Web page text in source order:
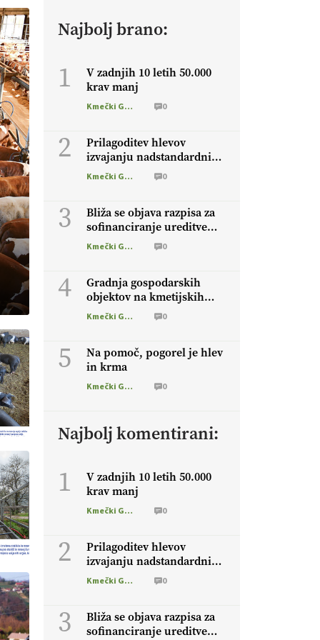
Najbolj brano:
1
V zadnjih 10 letih 50.000
krav manj
Kmečki Glas 0
2
Prilagoditev hlevov
izvajanju nadstandardnih
zahtev s področja
dobrobiti živali
Kmečki Glas 0
3
Bliža se objava razpisa za
sofinanciranje ureditve
hlevov Kmečki Glas 0
4
Gradnja gospodarskih
objektov na kmetijskih
zemljiščih
Kmečki Glas 0
5
Na pomoč, pogorel je hlev
in krma
Kmečki Glas 0
Najbolj komentirani:
1
V zadnjih 10 letih 50.000
krav manj
Kmečki Glas 0
2
Prilagoditev hlevov
izvajanju nadstandardnih
zahtev s področja
dobrobiti živali
Kmečki Glas 0
3
Bliža se objava razpisa za
sofinanciranje ureditve